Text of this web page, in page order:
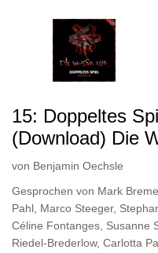
15: Doppeltes
(Download) Die
von Benjamin Oechsle
Gesprochen von Mark
Pahl Marco Steeger,
Céline Fontanges Susanne
Riedel-Brederlow, Carlotta